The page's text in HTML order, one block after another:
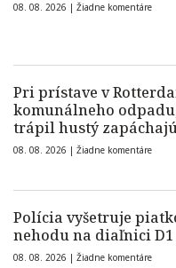
08. 08. 2026 | Žiadne komentáre
Pri prístave v
komunálneho
trápil hustý
08. 08. 2026 | Žiadne komentáre
Polícia vyšetruje
nehodu na diaľnici
08. 08. 2026 | Žiadne komentáre